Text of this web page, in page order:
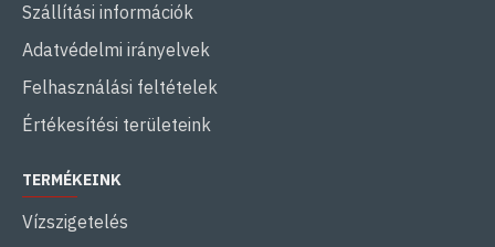
Szállítási információk
Adatvédelmi irányelvek
Felhasználási feltételek
Értékesítési területeink
TERMÉKEINK
Vízszigetelés